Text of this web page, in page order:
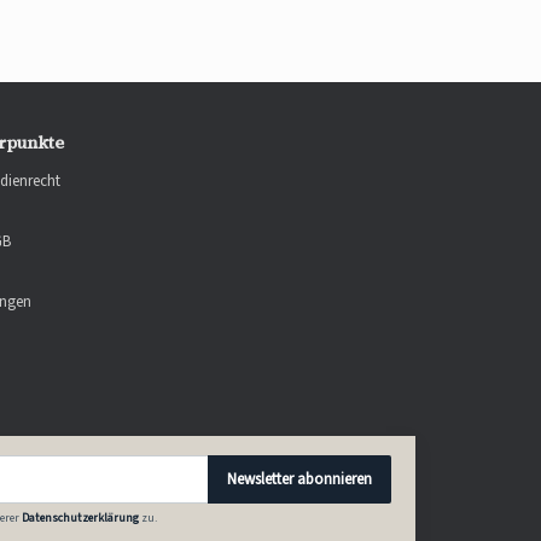
Newsletter abonnieren
Datenschutzerklärung zu.